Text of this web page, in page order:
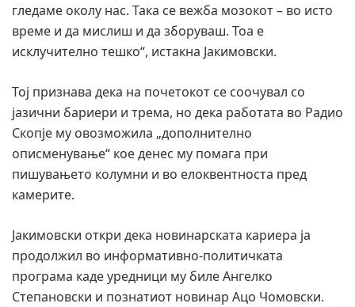
гледаме околу нас. Така се вежба мозокот – во исто
време и да мислиш и да зборуваш. Тоа е
исклучително тешко“, истакна Јакимовски.
Тој признава дека на почетокот се соочувал со
јазични бариери и трема, но дека работата во Радио
Скопје му овозможила „дополнително
описменување“ кое денес му помага при
пишувањето колумни и во елоквентноста пред
камерите.
Јакимовски откри дека новинарската кариера ја
продолжил во информативно-политичката
програма каде уредници му биле Ангелко
Степановски и познатиот новинар Ацо Чомовски.